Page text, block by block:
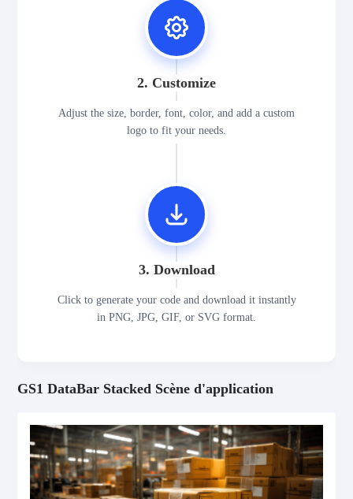
2. Customize
Adjust the size, border, font, color, and add a custom
logo to fit your needs.
3. Download
Click to generate your code and download it instantly
in PNG, JPG, GIF, or SVG format.
GS1 DataBar Stacked Scène d'application